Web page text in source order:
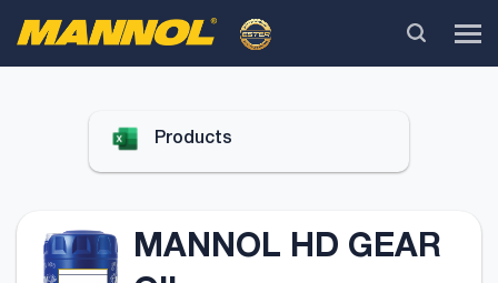
Products
MANNOL HD GEAR